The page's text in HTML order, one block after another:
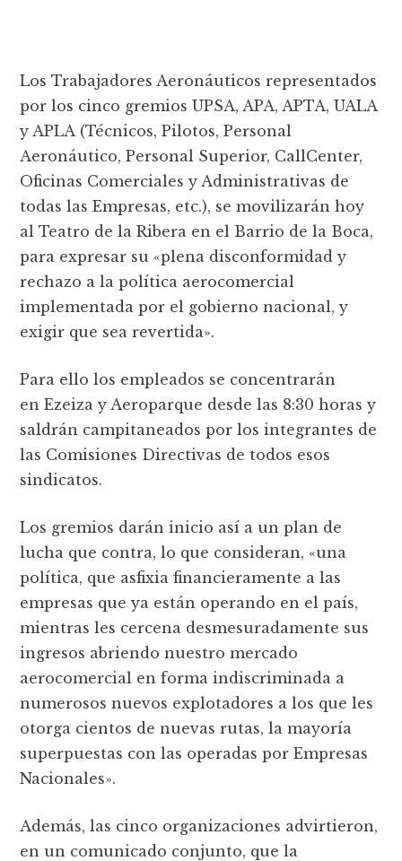
Los Trabajadores Aeronáuticos representados
por los cinco gremios UPSA, APA, APTA, UALA
y APLA (Técnicos, Pilotos, Personal
Aeronáutico, Personal Superior, CallCenter,
Oficinas Comerciales y Administrativas de
todas las Empresas, etc.), se movilizarán hoy
al Teatro de la Ribera en el Barrio de la Boca,
para expresar su «plena disconformidad y
rechazo a la política aerocomercial
implementada por el gobierno nacional, y
exigir que sea revertida».
Para ello los empleados se concentrarán
en Ezeiza y Aeroparque desde las 8:30 horas y
saldrán campitaneados por los integrantes de
las Comisiones Directivas de todos esos
sindicatos.
Los gremios darán inicio así a un plan de
lucha que contra, lo que consideran, «una
política, que asfixia financieramente a las
empresas que ya están operando en el país,
mientras les cercena desmesuradamente sus
ingresos abriendo nuestro mercado
aerocomercial en forma indiscriminada a
numerosos nuevos explotadores a los que les
otorga cientos de nuevas rutas, la mayoría
superpuestas con las operadas por Empresas
Nacionales».
Además, las cinco organizaciones advirtieron,
en un comunicado conjunto, que la